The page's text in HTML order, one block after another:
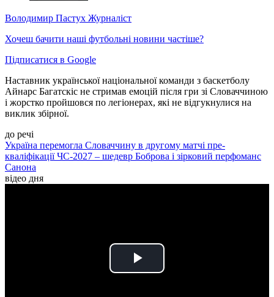
Володимир Пастух Журналіст
Хочеш бачити наші футбольні новини частіше?
Підписатися в Google
Наставник української національної команди з баскетболу
Айнарс Багатскіс не стримав емоцій після гри зі Словаччиною
і жорстко пройшовся по легіонерах, які не відгукнулися на
виклик збірної.
до речі
Україна перемогла Словаччину в другому матчі пре-
кваліфікації ЧС-2027 – шедевр Боброва і зірковий перфоманс
Санона
відео дня
Play